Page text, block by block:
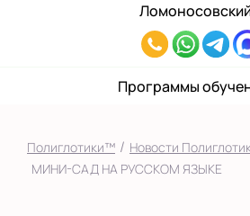
Выберите
Верхние
ЖК Прокшино
Фили
8(916)241-
33
Программы
Полиглотики™ / Новости
МИНИ-САД НА РУССКОМ ЯЗЫКЕ